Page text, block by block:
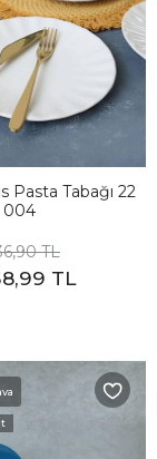
Pasta Tabağı 22
004
TL
TL